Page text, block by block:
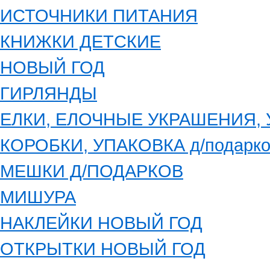
ИСТОЧНИКИ ПИТАНИЯ
КНИЖКИ ДЕТСКИЕ
НОВЫЙ ГОД
ГИРЛЯНДЫ
ЕЛКИ, ЕЛОЧНЫЕ УКРАШЕНИЯ,
КОРОБКИ, УПАКОВКА д/
МЕШКИ Д/ПОДАРКОВ
МИШУРА
НАКЛЕЙКИ НОВЫЙ ГОД
ОТКРЫТКИ НОВЫЙ ГОД